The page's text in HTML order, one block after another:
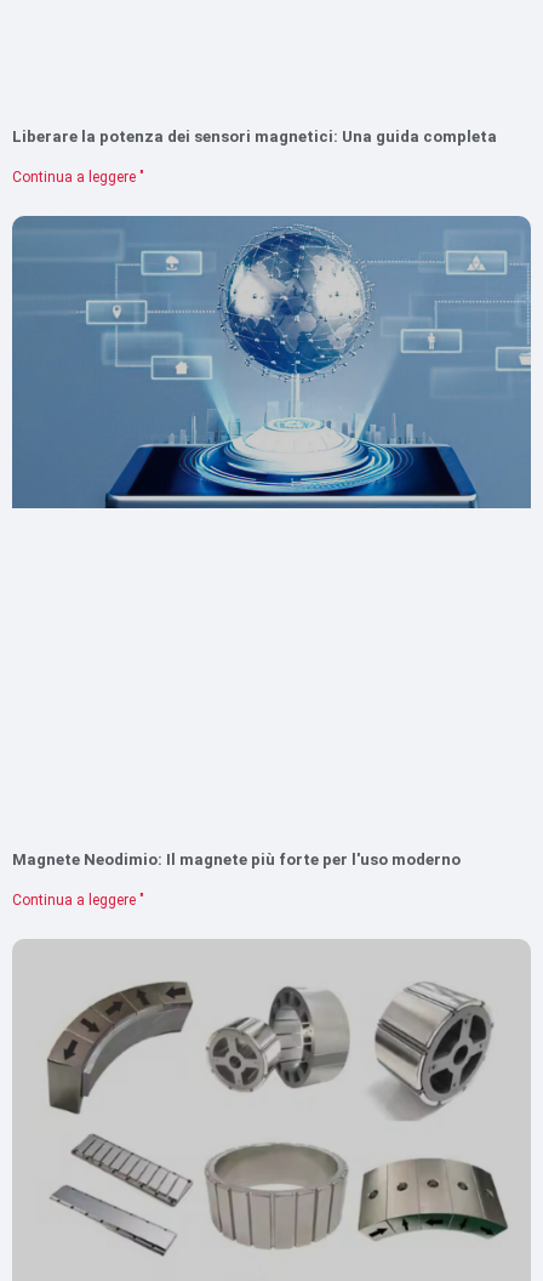
Liberare la potenza dei sensori magnetici: Una guida completa
Continua a leggere "
Magnete Neodimio: Il magnete più forte per l'uso moderno
Continua a leggere "